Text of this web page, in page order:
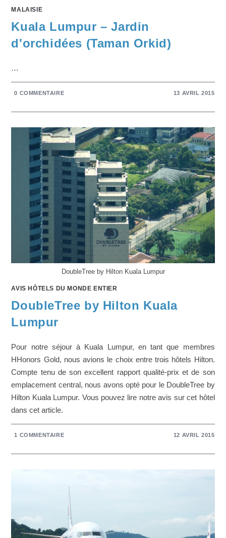
MALAISIE
Kuala Lumpur – Jardin
d'orchidées (Taman Orkid)
…
0 COMMENTAIRE 13 AVRIL 2015
DoubleTree by Hilton Kuala Lumpur
AVIS HÔTELS DU MONDE ENTIER
DoubleTree by Hilton Kuala
Lumpur
Pour notre séjour à Kuala Lumpur, en tant que membres
HHonors Gold, nous avions le choix entre trois hôtels Hilton.
Compte tenu de son excellent rapport qualité-prix et de son
emplacement central, nous avons opté pour le DoubleTree by
Hilton Kuala Lumpur. Vous pouvez lire notre avis sur cet hôtel
dans cet article.
1 COMMENTAIRE 12 AVRIL 2015